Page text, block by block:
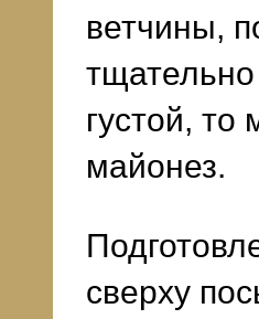
ветчины,
густой,
майонез.
сверху